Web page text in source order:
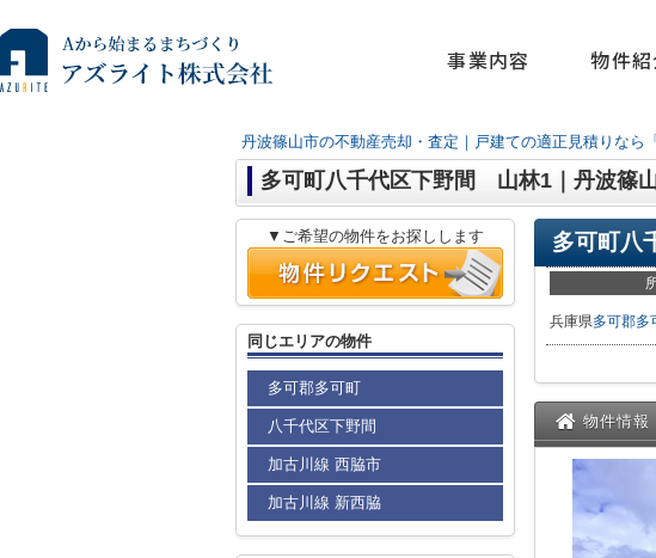
事業内容 物件
丹波篠山市の不動産売却・査定｜戸建ての適正見積りなら
多可町八千代区下野間 山林1｜丹波篠
多可町八
兵庫県多可郡多
物件情報
▼ご希望の物件をお探しします
同じエリアの物件
多可郡多可町
八千代区下野間
加古川線 西脇市
加古川線 新西脇